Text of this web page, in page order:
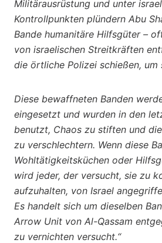
Militärausrüstung und unter
Kontrollpunkten plündern Abu
Bande humanitäre Hilfsgüter –
von israelischen Streitkräften
die örtliche Polizei schießen,
Diese bewaffneten Banden
eingesetzt und wurden in den
benutzt, Chaos zu stiften und
zu verschlechtern. Wenn diese
Wohltätigkeitsküchen oder
wird jeder, der versucht, sie zu
aufzuhalten, von Israel
Es handelt sich um dieselben
Arrow Unit von Al-Qassam
zu vernichten versucht.“